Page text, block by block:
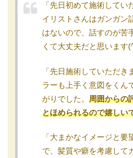
「先日初めて施術してい
イリストさんはガンガン
はないので、話すのが苦
くて大丈夫だと思います
「先日施術していただき
ラーも上手く意図をくん
がりでした。 周囲からの
とほめられるので嬉しい
「大まかなイメージと要
で、髪質や癖を考慮して